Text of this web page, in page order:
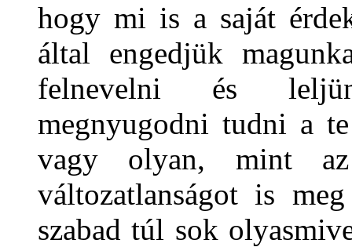
hogy mi is a saját
által engedjük
felnevelni és
megnyugodni tudni a
vagy olyan, mint
változatlanságot is
szabad túl sok